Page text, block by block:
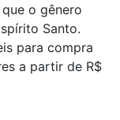
o gênero
Santo.
para compra
a partir de R$